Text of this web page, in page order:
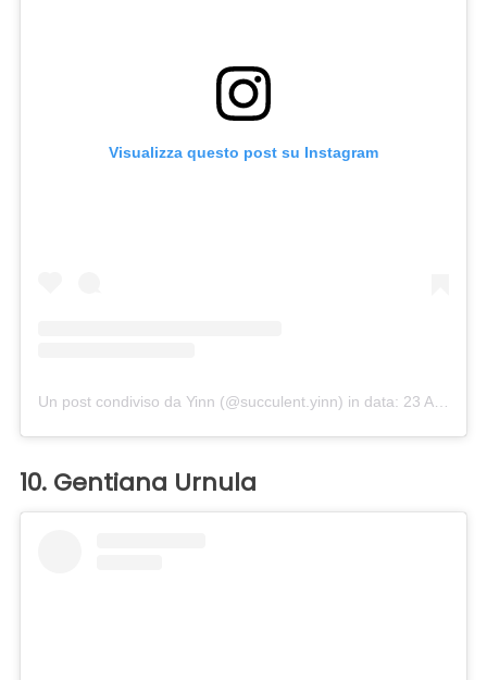
Visualizza questo post su Instagram
Un post condiviso da Yinn (@succulent.yinn) in data: 23 Ago 2019 alle ore 9:23 PDT
10. Gentiana Urnula